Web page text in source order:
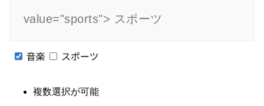
value="sports"> スポーツ
複数選択が可能